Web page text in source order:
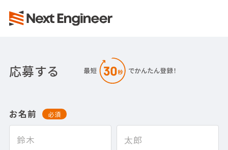
応募する
お名前 必須